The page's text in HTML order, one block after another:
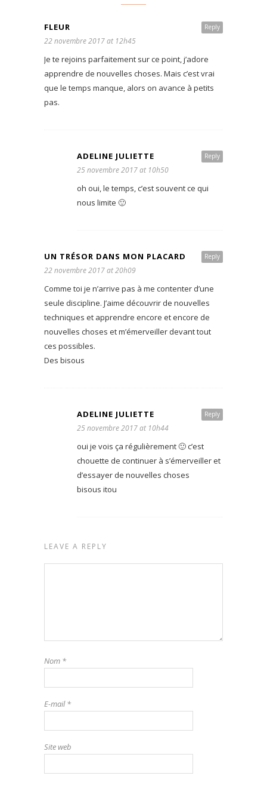
Reply
FLEUR
22 novembre 2017 at 12h45
Je te rejoins parfaitement sur ce point, j’adore
apprendre de nouvelles choses. Mais c’est vrai
que le temps manque, alors on avance à petits
pas.
Reply
ADELINE JULIETTE
25 novembre 2017 at 10h50
oh oui, le temps, c’est souvent ce qui
nous limite 🙂
Reply
UN TRÉSOR DANS MON PLACARD
22 novembre 2017 at 20h09
Comme toi je n’arrive pas à me contenter d’une
seule discipline. J’aime découvrir de nouvelles
techniques et apprendre encore et encore de
nouvelles choses et m’émerveiller devant tout
ces possibles.
Des bisous
Reply
ADELINE JULIETTE
25 novembre 2017 at 10h44
oui je vois ça régulièrement 🙂 c’est
chouette de continuer à s’émerveiller et
d’essayer de nouvelles choses
bisous itou
LEAVE A REPLY
Nom *
E-mail*
Site web